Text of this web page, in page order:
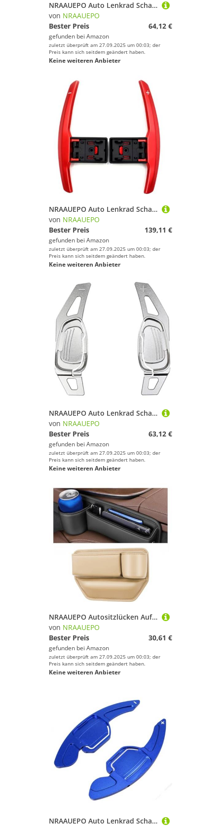
NRAAUEPO Auto Lenkrad Schaltwippen für MERC&edes B&ENZ CLS550 CLS-Klasse 2014-2022 Auto Lenkrad Schaltwippen Extensions Abdeckung 2 stücke Aluminium Teile
von NRAAUEPO
Bester Preis
64,12 €
gefunden bei Amazon
zuletzt überprüft am 27.09.2025 um 00:03; der
Preis kann sich seitdem geändert haben.
Keine weiteren Anbieter
NRAAUEPO Auto Lenkrad Schaltwippen für BMW F20 1er 2012-2018 Auto Lenkrad Schaltwippen Extensions Abdeckung 2 stücke Aluminium Teile
von NRAAUEPO
Bester Preis
139,11 €
gefunden bei Amazon
zuletzt überprüft am 27.09.2025 um 00:03; der
Preis kann sich seitdem geändert haben.
Keine weiteren Anbieter
NRAAUEPO Auto Lenkrad Schaltwippen für Audi RS6 2015-2018 Auto Lenkrad Schaltwippen Extensions Abdeckung 2 stücke Aluminium Teile
von NRAAUEPO
Bester Preis
63,12 €
gefunden bei Amazon
zuletzt überprüft am 27.09.2025 um 00:03; der
Preis kann sich seitdem geändert haben.
Keine weiteren Anbieter
NRAAUEPO Autositzlücken Aufbewahrungsbox für Nissan Murano Rogue 2022-2025 Auto Leder Getränkehalter Lücke Tasche Sitze Lücke Füller Organizer Innen Zubehör
von NRAAUEPO
Bester Preis
30,61 €
gefunden bei Amazon
zuletzt überprüft am 27.09.2025 um 00:03; der
Preis kann sich seitdem geändert haben.
Keine weiteren Anbieter
NRAAUEPO Auto Lenkrad Schaltwippen für Audi S7 2013-2017 Auto Lenkrad Schaltwippen Extensions Abdeckung 2 stücke Aluminium Teile